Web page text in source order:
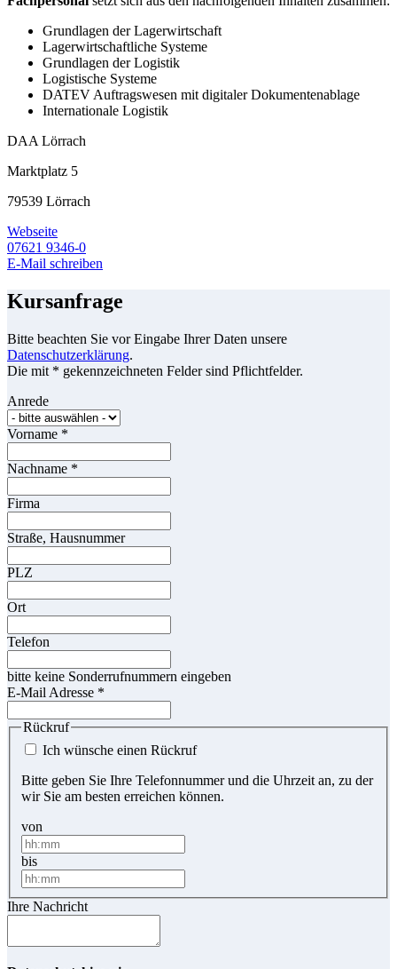
Grundlagen der Lagerwirtschaft
Lagerwirtschaftliche Systeme
Grundlagen der Logistik
Logistische Systeme
DATEV Auftragswesen mit digitaler Dokumentenablage
Internationale Logistik
DAA Lörrach
Marktplatz 5
79539 Lörrach
Webseite
07621 9346-0
E-Mail schreiben
Kursanfrage
Bitte beachten Sie vor Eingabe Ihrer Daten unsere
Datenschutzerklärung.
Die mit * gekennzeichneten Felder sind Pflichtfelder.
Anrede
Vorname *
Nachname *
Firma
Straße, Hausnummer
PLZ
Ort
Telefon
bitte keine Sonderrufnummern eingeben
E-Mail Adresse *
Rückruf
Ich wünsche einen Rückruf
Bitte geben Sie Ihre Telefonnummer und die Uhrzeit an, zu der
wir Sie am besten erreichen können.
von
bis
Ihre Nachricht